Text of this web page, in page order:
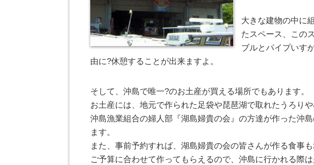
大きな建物の中に
たスペース、この
ブルとパイプいす
由に?休憩することが出来ますよ。
そして、沖島で唯一?のお土産が買える場所でもあります。
お土産には、地元で作られた足袋や琵琶湖で取れたうろりや
沖島漁業組合の婦人部『湖島婦貴の会』の方達が作った沖
ます。
また、事前予約すれば、湖島婦貴の会の皆さんが作る食事も
ご予算に合わせて作ってもらえるので、沖島に行かれる際は